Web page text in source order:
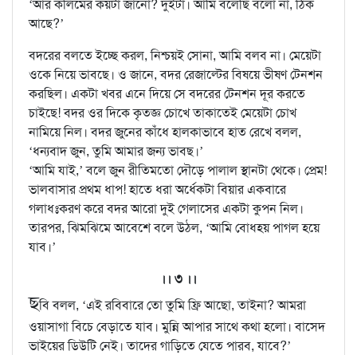
‘আর কলিমের কয়টা জানো? দুইটা। আমি বলেছি বলো না, ঠিক
আছে?’
বদরের বলতে ইচ্ছে করল, নিশ্চয়ই সোনা, আমি বলব না। মেয়েটা
ওকে নিয়ে ভাবছে। ও জানে, বদর রেজাল্টের বিষয়ে ভীষণ টেনশন
করছিল। একটা খবর এনে দিয়ে সে বদরের টেনশন দূর করতে
চাইছে! বদর ওর দিকে কৃতজ্ঞ চোখে তাকাতেই মেয়েটা চোখ
নামিয়ে নিল। বদর জুনের কাঁধে হালকাভাবে হাত রেখে বলল,
‘ধন্যবাদ জুন, তুমি আমার জন্য ভাবছ।’
‘আমি যাই,’ বলে জুন রীতিমতো দৌড়ে পালাল স্থানটা থেকে। প্রেম!
ভালবাসার প্রথম ধাপ! হাতে ধরা অর্ধেকটা বিয়ার একবারে
গলাধঃকরণ করে বদর আরো দুই গেলাসের একটা কুপন নিল।
তারপর, ঝিমঝিমে আবেশে বলে উঠল, ‘আমি বোধহয় পাগল হয়ে
যাব।’
।। ৩ ।।
ছবি বলল, ‘এই রবিবারে তো তুমি ফ্রি আছো, তাইনা? আমরা
ওয়াসাগা বিচে বেড়াতে যাব। মুন্নি আপার সাথে কথা হলো। বাসেদ
ভাইয়ের ডিউটি নেই। তাদের গাড়িতে যেতে পারব, যাবে?’